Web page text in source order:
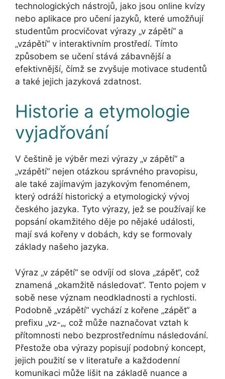
technologických nástrojů, jako jsou online kvízy
nebo aplikace pro učení jazyků, které umožňují
studentům procvičovat výrazy „v zápětí“ a
„vzápětí“ v interaktivním prostředí. Tímto
způsobem se učení stává zábavnější a
efektivnější, čímž se zvyšuje motivace studentů
a také jejich jazyková zdatnost.
Historie a etymologie
vyjadřování
V češtině je výběr mezi výrazy „v zápětí“ a
„vzápětí“ nejen otázkou správného pravopisu,
ale také zajímavým jazykovým fenoménem,
který odráží historický a etymologický vývoj
českého jazyka. Tyto výrazy, jež se používají ke
popsání okamžitého děje po nějaké události,
mají svá kořeny v dobách, kdy se formovaly
základy našeho jazyka.
Výraz „v zápětí“ se odvíjí od slova „zápět“, což
znamená „okamžitě následovat“. Tento pojem v
sobě nese význam neodkladnosti a rychlosti.
Podobně „vzápětí“ vychází z kořene „zápět“ a
prefixu „vz-„, což může naznačovat vztah k
přítomnosti nebo bezprostřednímu následování.
Přestože oba výrazy popisují podobný koncept,
jejich použití se v literatuře a každodenní
komunikaci může lišit na základě nuance a